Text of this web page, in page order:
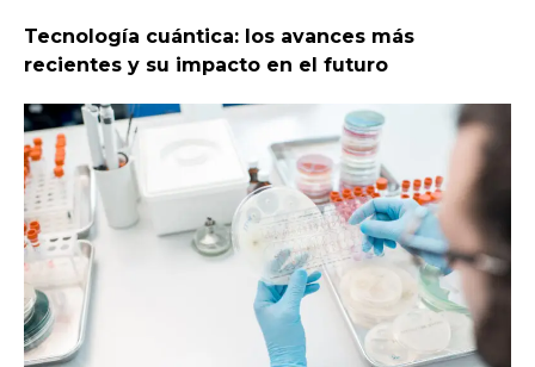
Tecnología cuántica: los avances más
recientes y su impacto en el futuro